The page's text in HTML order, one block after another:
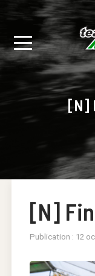
[N]
[N]
Publication : 12